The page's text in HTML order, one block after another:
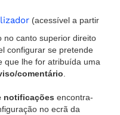
(acessível a partir
no canto superior direito
configurar se pretende
que lhe for atribuída uma
comentário
notificações encontra-
no ecrã da